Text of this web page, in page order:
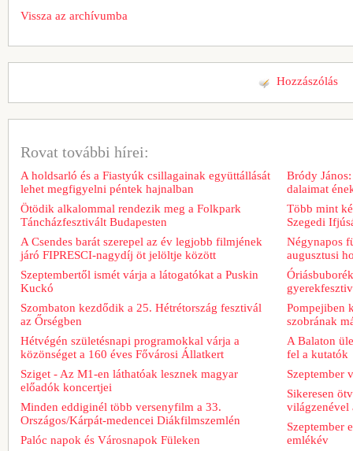
Vissza az archívumba
Hozzászólás
Rovat további hírei:
A holdsarló és a Fiastyúk csillagainak együttállását
lehet megfigyelni péntek hajnalban
Ötödik alkalommal rendezik meg a Folkpark
Táncházfesztivált Budapesten
A Csendes barát szerepel az év legjobb filmjének
járó FIPRESCI-nagydíj öt jelöltje között
Szeptembertől ismét várja a látogatókat a Puskin
Kuckó
Szombaton kezdődik a 25. Hétrétország fesztivál
az Őrségben
Hétvégén születésnapi programokkal várja a
közönséget a 160 éves Fővárosi Állatkert
Sziget - Az M1-en láthatóak lesznek magyar
előadók koncertjei
Minden eddiginél több versenyfilm a 33.
Országos/Kárpát-medencei Diákfilmszemlén
Palóc napok és Városnapok Füleken
Bródy
dalaimat
Több mint
Szegedi
Négynapos
augusztusi
Pompejiben
szobrának
A Balaton
fel a kutatók
Szeptember
Sikeresen
világzenével
Szeptember
emlékév